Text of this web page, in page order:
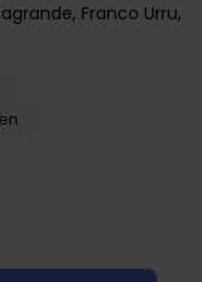
, Franco Urru,